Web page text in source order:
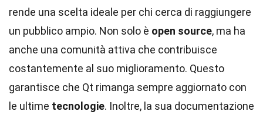
rende una scelta ideale per chi cerca di raggiungere
un pubblico ampio. Non solo è open source, ma ha
anche una comunità attiva che contribuisce
costantemente al suo miglioramento. Questo
garantisce che Qt rimanga sempre aggiornato con
le ultime tecnologie. Inoltre, la sua documentazione